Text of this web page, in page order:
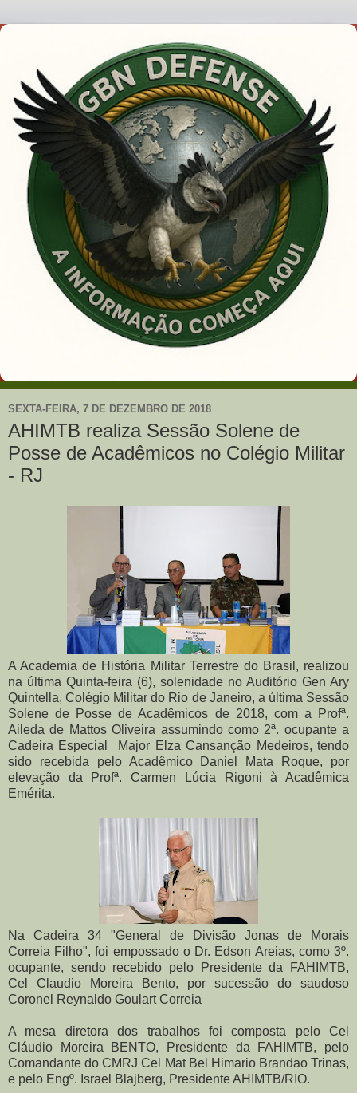
SEXTA-FEIRA, 7 DE DEZEMBRO DE 2018
AHIMTB realiza Sessão Solene de
Posse de Acadêmicos no Colégio Militar
- RJ
A Academia de História Militar Terrestre do Brasil, realizou
na última Quinta-feira (6), solenidade no Auditório Gen Ary
Quintella, Colégio Militar do Rio de Janeiro, a última Sessão
Solene de Posse de Acadêmicos de 2018, com a Profª.
Aileda de Mattos Oliveira assumindo como 2ª. ocupante a
Cadeira Especial Major Elza Cansanção Medeiros, tendo
sido recebida pelo Acadêmico Daniel Mata Roque, por
elevação da Profª. Carmen Lúcia Rigoni à Acadêmica
Emérita.
Na Cadeira 34 "General de Divisão Jonas de Morais
Correia Filho", foi empossado o Dr. Edson Areias, como 3º.
ocupante, sendo recebido pelo Presidente da FAHIMTB,
Cel Claudio Moreira Bento, por sucessão do saudoso
Coronel Reynaldo Goulart Correia
A mesa diretora dos trabalhos foi composta pelo Cel
Cláudio Moreira BENTO, Presidente da FAHIMTB, pelo
Comandante do CMRJ Cel Mat Bel Himario Brandao Trinas,
e pelo Engº. Israel Blajberg, Presidente AHIMTB/RIO.